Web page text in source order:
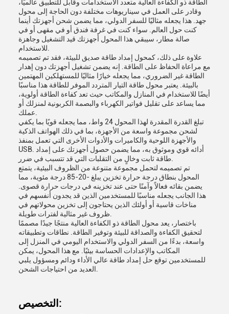
الطاقة ذو الكفاءة العالية متعدد الاستخدامات وقابل للتطبيق عالميًا،
وقادر على العمل في سيناريوهات مختلفة دون الحاجة إلى محول
جهد. هذا يجعله مثاليًا للسفر الدولي، مما يضمن شحن أجهزتك أينما
كنت حول العالم. سواء كنت في غرفة فندق أو في مقهى أو في
صالة مطار، سيبقي هذا المحول أجهزتك قيد التشغيل وجاهزة
علاوة على ذلك، كمحول إمداد طاقة صديق للبيئة، فقد تم تصميمه
مع مراعاة الحفاظ على الطاقة. إنه يضمن تشغيل أجهزتك دون إهدار
الطاقة غير الضروري، مما يجعله خيارًا مثاليًا للمستهلكين المهتمين
بالبيئة. يعتبر محول طاقة التيار المتردد الموفر للطاقة هذا مناسبًا
أيضًا للاستخدام في المنازل والمكاتب حيث تعد كفاءة الطاقة أولوية،
مما يساعد على تقليل فواتير الكهرباء والبصمة الكربونية لمنزلك أو
تبلغ القدرة المقدرة لهذا المحول 24 واط، مما يجعله قويًا بما يكفي
لشحن مجموعة واسعة من الأجهزة، بما في ذلك الهواتف الذكية
والأجهزة اللوحية والكاميرات والأدوات الأخرى التي تعمل بمنفذ
USB. أدائه قوي وموثوق به، مما يضمن حصول أجهزتك على إمداد
تم تصميمه لتحمل مجموعة متنوعة من الظروف البيئية، يتمتع
المحول بنطاق درجة حرارة تخزين يبلغ -20-85 درجة مئوية، مما
يضمن بقائه فعالاً وآمنًا حتى عند تخزينه في درجات حرارة قصوى.
هذا الجانب يجعله مناسبًا للمستخدمين الذين قد يجدون أنفسهم في
مناخات قاسية أو أولئك الذين يحتاجون إلى تخزين محولاتهم في
باختصار، يعد محول الطاقة ذو الكفاءة العالية منتجًا جيدًا مصممًا
لتحقيق الكفاءة والصداقة للبيئة وتوفير الطاقة. نطاقات وتطبيقاته
واسعة، بدءًا من السفر الدولي والاستخدام اليومي في المنزل إلى
المكاتب والإعدادات الحساسة بيئيًا. مع هذا المحول، يمكن
للمستخدمين توقع حل إمداد طاقة عالي الأداء ودائم ومسؤول يلبي
التخصيص: